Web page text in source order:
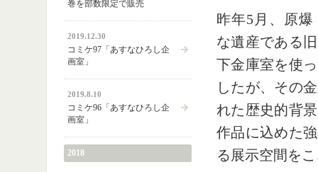
昨年5月、原
な遺産である
下金庫室を使
したが、その
れた歴史的背
作品に込めた
る展示空間を
巻を部数限定で販売
2019.12.30
コミケ97「あすなひろし企
画室」
2019.8.10
コミケ96「あすなひろし企
画室」
2018